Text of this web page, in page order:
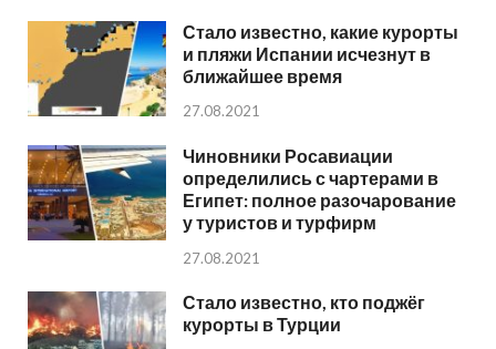
Стало известно, какие курорты
и пляжи Испании исчезнут в
ближайшее время
27.08.2021
Чиновники Росавиации
определились с чартерами в
Египет: полное разочарование
у туристов и турфирм
27.08.2021
Стало известно, кто поджёг
курорты в Турции